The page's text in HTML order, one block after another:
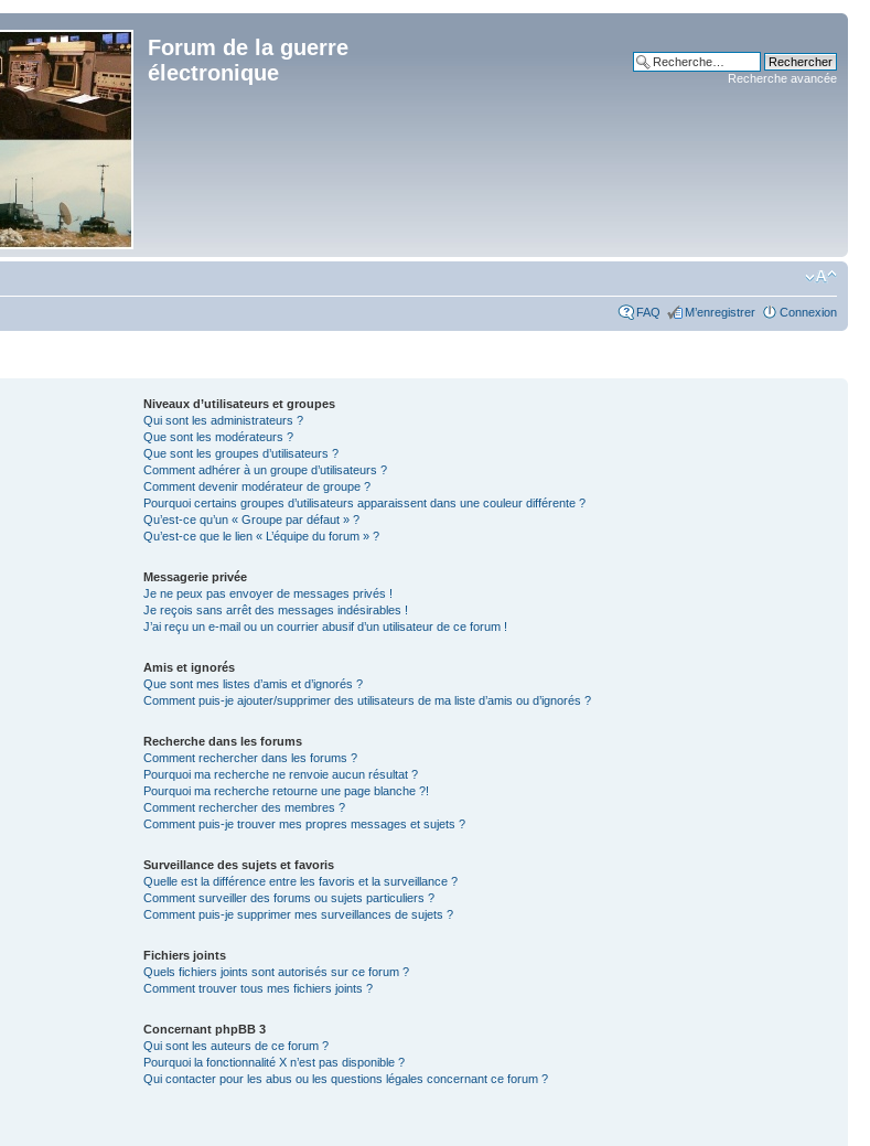
Forum de la guerre
électronique
Recherche avancée
FAQ M’enregistrer Connexion
Niveaux d’utilisateurs et groupes
Qui sont les administrateurs ?
Que sont les modérateurs ?
Que sont les groupes d’utilisateurs ?
Comment adhérer à un groupe d’utilisateurs ?
Comment devenir modérateur de groupe ?
Pourquoi certains groupes d’utilisateurs apparaissent dans une couleur différente ?
Qu’est-ce qu’un « Groupe par défaut » ?
Qu’est-ce que le lien « L’équipe du forum » ?
Messagerie privée
Je ne peux pas envoyer de messages privés !
Je reçois sans arrêt des messages indésirables !
J’ai reçu un e-mail ou un courrier abusif d’un utilisateur de ce forum !
Amis et ignorés
Que sont mes listes d’amis et d’ignorés ?
Comment puis-je ajouter/supprimer des utilisateurs de ma liste d’amis ou d’ignorés ?
Recherche dans les forums
Comment rechercher dans les forums ?
Pourquoi ma recherche ne renvoie aucun résultat ?
Pourquoi ma recherche retourne une page blanche ?!
Comment rechercher des membres ?
Comment puis-je trouver mes propres messages et sujets ?
Surveillance des sujets et favoris
Quelle est la différence entre les favoris et la surveillance ?
Comment surveiller des forums ou sujets particuliers ?
Comment puis-je supprimer mes surveillances de sujets ?
Fichiers joints
Quels fichiers joints sont autorisés sur ce forum ?
Comment trouver tous mes fichiers joints ?
Concernant phpBB 3
Qui sont les auteurs de ce forum ?
Pourquoi la fonctionnalité X n’est pas disponible ?
Qui contacter pour les abus ou les questions légales concernant ce forum ?